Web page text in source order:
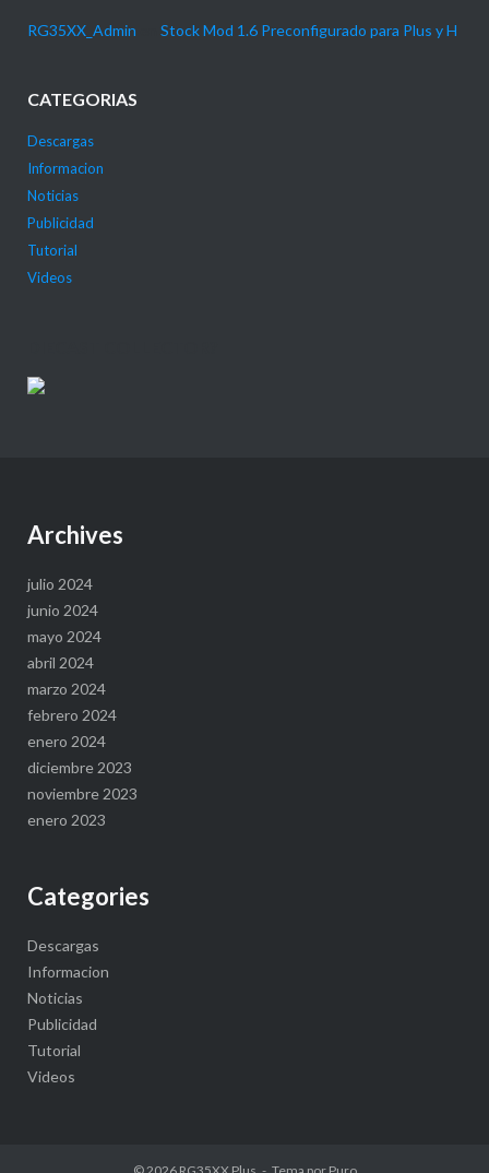
RG35XX_Admin Stock Mod 1.6 Preconfigurado para Plus y H
CATEGORIAS
Descargas
Informacion
Noticias
Publicidad
Tutorial
Videos
Archives
julio 2024
junio 2024
mayo 2024
abril 2024
marzo 2024
febrero 2024
enero 2024
diciembre 2023
noviembre 2023
enero 2023
Categories
Descargas
Informacion
Noticias
Publicidad
Tutorial
Videos